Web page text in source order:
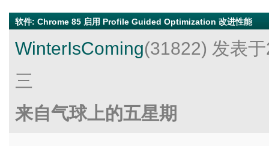
软件: Chrome 85 启用 Profile Guided Optimization 改进性能
WinterIsComing(31822) 发表
三
来自气球上的五星期